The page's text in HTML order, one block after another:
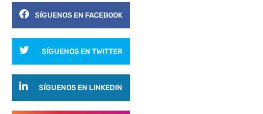
SÍGUENOS EN FACEBOOK
SÍGUENOS EN TWITTER
SÍGUENOS EN LINKEDIN